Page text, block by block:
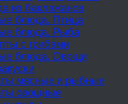
из баклажанов
блюда. Птица
блюда. Рыба
с грибами
блюда. Овощи
мясные и рыбные
овощные